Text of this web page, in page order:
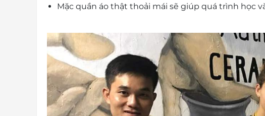
Mặc quần áo thật thoải mái sẽ giúp quá trình học